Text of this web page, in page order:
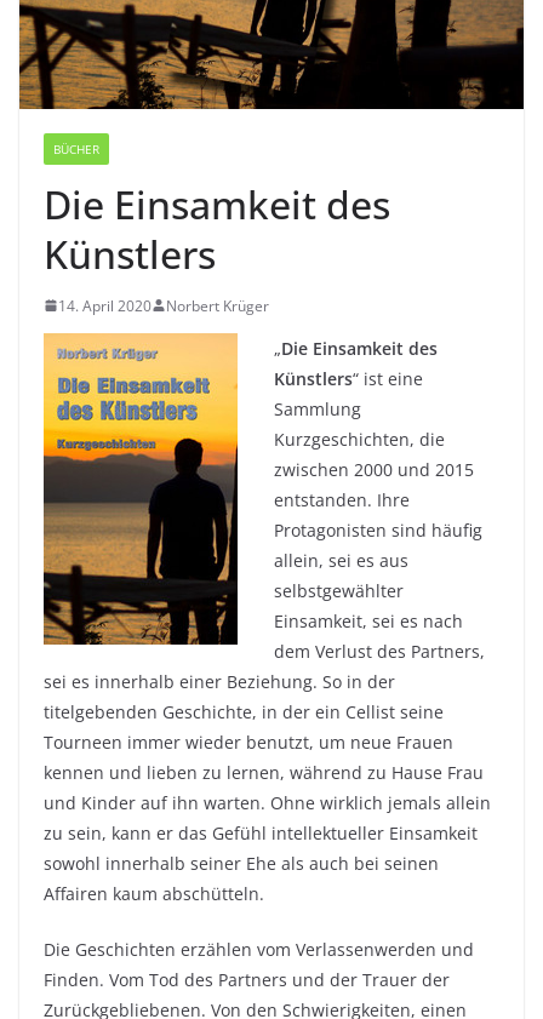
BÜCHER
Die Einsamkeit des
Künstlers
14. April 2020 Norbert Krüger
„Die Einsamkeit des
Künstlers“ ist eine
Sammlung
Kurzgeschichten, die
zwischen 2000 und 2015
entstanden. Ihre
Protagonisten sind häufig
allein, sei es aus
selbstgewählter
Einsamkeit, sei es nach
dem Verlust des Partners,
sei es innerhalb einer Beziehung. So in der
titelgebenden Geschichte, in der ein Cellist seine
Tourneen immer wieder benutzt, um neue Frauen
kennen und lieben zu lernen, während zu Hause Frau
und Kinder auf ihn warten. Ohne wirklich jemals allein
zu sein, kann er das Gefühl intellektueller Einsamkeit
sowohl innerhalb seiner Ehe als auch bei seinen
Affairen kaum abschütteln.
Die Geschichten erzählen vom Verlassenwerden und
Finden. Vom Tod des Partners und der Trauer der
Zurückgebliebenen. Von den Schwierigkeiten, einen